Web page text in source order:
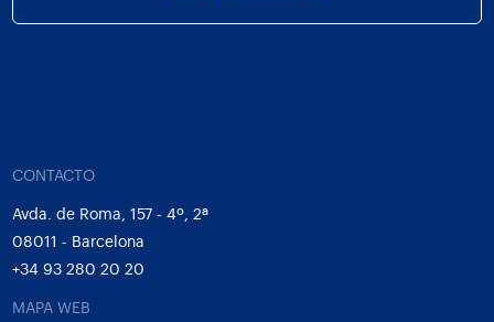
CONTACTO
Avda. de Roma, 157 - 4º, 2ª
08011 - Barcelona
+34 93 280 20 20
MAPA WEB